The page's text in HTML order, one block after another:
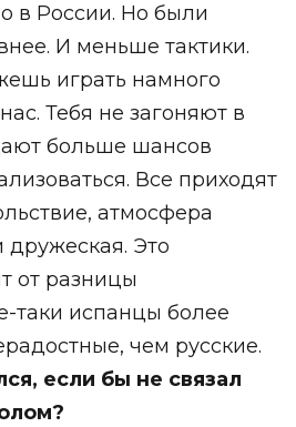
в России. Но были
И меньше тактики. ⁣⁣⠀
играть намного
Тебя не загоняют в
больше шансов
Все приходят
атмосфера
Это
от разницы
таки испанцы более
чем русские.
если бы не связал